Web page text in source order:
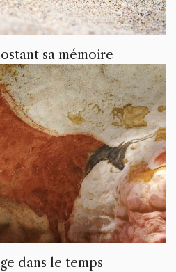
sa mémoire
dans le temps